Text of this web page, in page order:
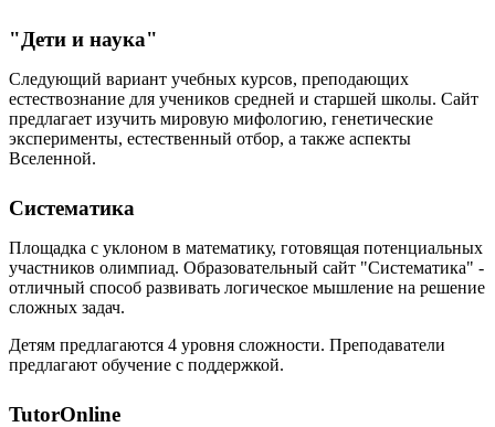
"Дети и наука"
Следующий вариант учебных курсов, преподающих
естествознание для учеников средней и старшей школы. Сайт
предлагает изучить мировую мифологию, генетические
эксперименты, естественный отбор, а также аспекты
Вселенной.
Систематика
Площадка с уклоном в математику, готовящая потенциальных
участников олимпиад. Образовательный сайт "Систематика" -
отличный способ развивать логическое мышление на решение
сложных задач.
Детям предлагаются 4 уровня сложности. Преподаватели
предлагают обучение с поддержкой.
TutorOnline